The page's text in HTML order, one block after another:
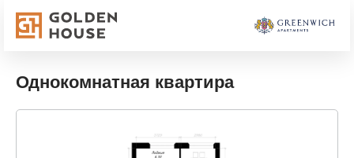
Однокомнатная квартира